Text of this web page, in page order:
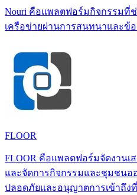
Nouri คือแพลตฟอร์มกิจกรรมที่
เครือข่ายผ่านการสนทนาและข้
FLOOR
FLOOR คือแพลตฟอร์มจัดงานเ
และจัดการกิจกรรมและชุมชนอ
ปลอดภัยและอนุญาตการเข้าถึง